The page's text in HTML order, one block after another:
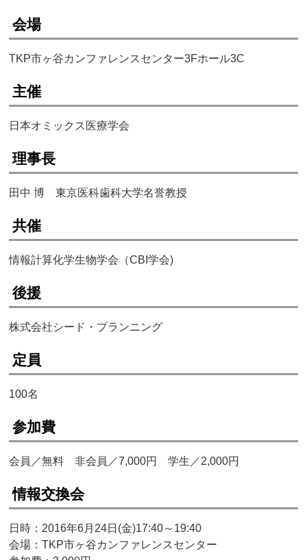
会場
TKP市ヶ谷カンファレンスセンター3Fホール3C
主催
日本オミックス医療学会
理事長
田中 博 東京医科歯科大学名誉教授
共催
情報計算化学生物学会（CBI学会)
後援
株式会社シード・プランニング
定員
100名
参加費
会員／無料 非会員／7,000円 学生／2,000円
情報交換会
日時：2016年6月24日(金)17:40～19:40
会場：TKP市ヶ谷カンファレンスセンター